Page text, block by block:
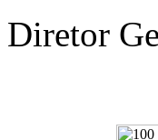
Diretor